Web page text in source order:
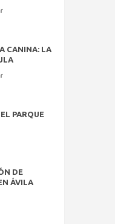
CANINA: LA
PARQUE
DE
ÁVILA